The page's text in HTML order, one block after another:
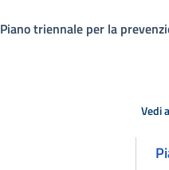
Piano triennale per la
Vedi